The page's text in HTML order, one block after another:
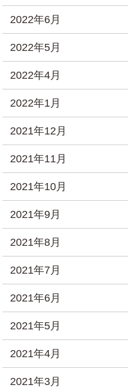
2022年6月
2022年5月
2022年4月
2022年1月
2021年12月
2021年11月
2021年10月
2021年9月
2021年8月
2021年7月
2021年6月
2021年5月
2021年4月
2021年3月